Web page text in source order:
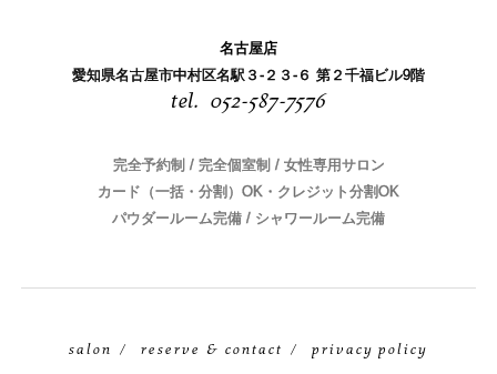
名古屋店
愛知県名古屋市中村区名駅３-２３-６ 第２千福ビル9階
052-587-7576
完全予約制 / 完全個室制 / 女性専用サロン
カード（一括・分割）OK・クレジット分割OK
パウダールーム完備 / シャワールーム完備
salon reserve & contact privacy policy